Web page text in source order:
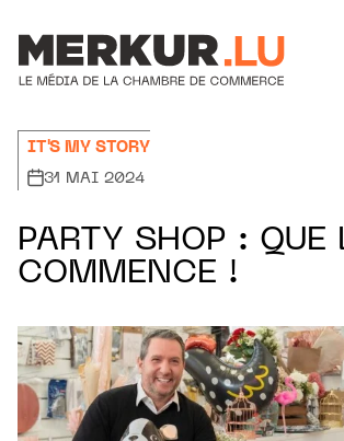
IT'S MY STORY
31 MAI 2024
PARTY SHOP : QUE
COMMENCE !